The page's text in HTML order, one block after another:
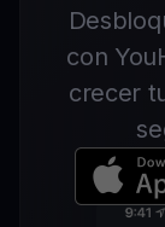
con
crecer